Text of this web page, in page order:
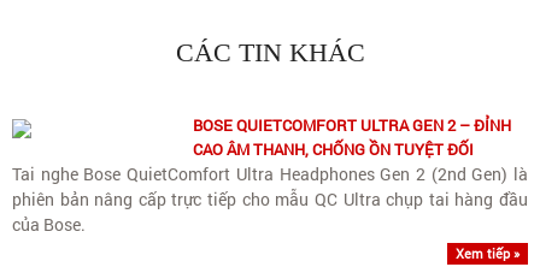
CÁC TIN KHÁC
BOSE QUIETCOMFORT ULTRA GEN 2 – ĐỈNH
CAO ÂM THANH, CHỐNG ỒN TUYỆT ĐỐI
Tai nghe Bose QuietComfort Ultra Headphones Gen 2 (2nd Gen) là
phiên bản nâng cấp trực tiếp cho mẫu QC Ultra chụp tai hàng đầu
của Bose.
Xem tiếp »